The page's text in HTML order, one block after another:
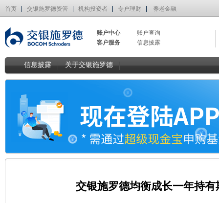
首页 交银施罗德资管 机构投资者 专户理财 养老金融
账户中心
账户查询
客户服务
信息披露
信息披露 关于交银施罗德
交银施罗德均衡成长一年持